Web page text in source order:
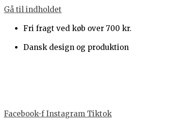
Gå til indholdet
Fri fragt ved køb over 700 kr.
Dansk design og produktion
Facebook-f Instagram Tiktok